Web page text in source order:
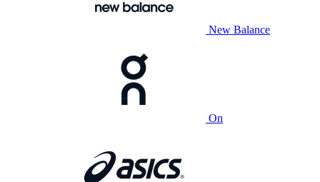
New Balance
On